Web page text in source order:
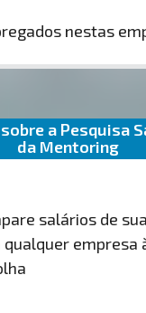
nestas
a Pesquisa
da Mentoring
salários de
qualquer empresa